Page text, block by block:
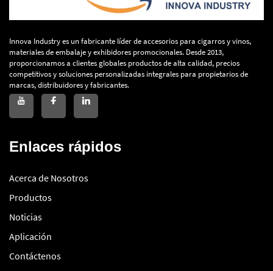
Innova Industry es un fabricante líder de accesorios para cigarros y vinos,
materiales de embalaje y exhibidores promocionales. Desde 2013,
proporcionamos a clientes globales productos de alta calidad, precios
competitivos y soluciones personalizadas integrales para propietarios de
marcas, distribuidores y fabricantes.
Enlaces rápidos
Acerca de Nosotros
Productos
Noticias
Aplicación
Contáctenos